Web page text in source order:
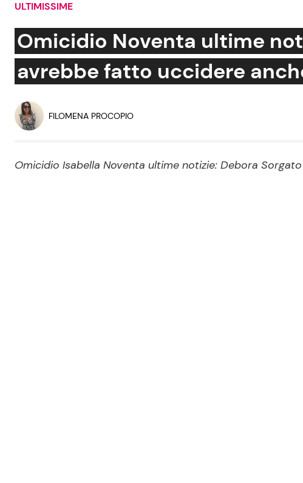
Social News
News dal mondo
Benessere
Mondo Mamma
ULTIMISSIME
Omicidio Noventa ultime
avrebbe fatto uccidere
FILOMENA PROCOPIO
Omicidio Isabella Noventa ultime notizie: Debora